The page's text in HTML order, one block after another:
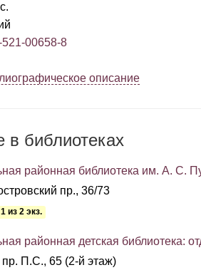
00658-8
описание
в библиотеках
районная библиотека им. А. С.
пр., 36/73
из 2 экз.
районная детская библиотека:
П.С., 65 (2-й этаж)